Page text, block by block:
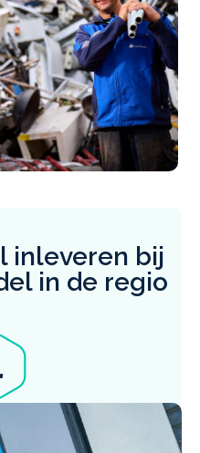
inleveren bij
in de regio